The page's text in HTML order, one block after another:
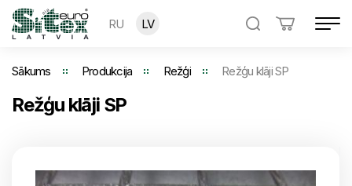
RU LV
Sākums Produkcija Režģi Režģu klāji SP
Režģu klāji SP